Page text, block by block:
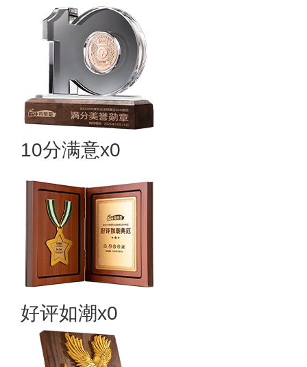
10分满意x0
好评如潮x0